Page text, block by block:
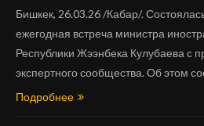
Бишкек, 26.03.26 /Кабар/.
ежегодная встреча министра
Республики Жээнбека Кулубаева с
экспертного сообщества. Об этом
Подробнее